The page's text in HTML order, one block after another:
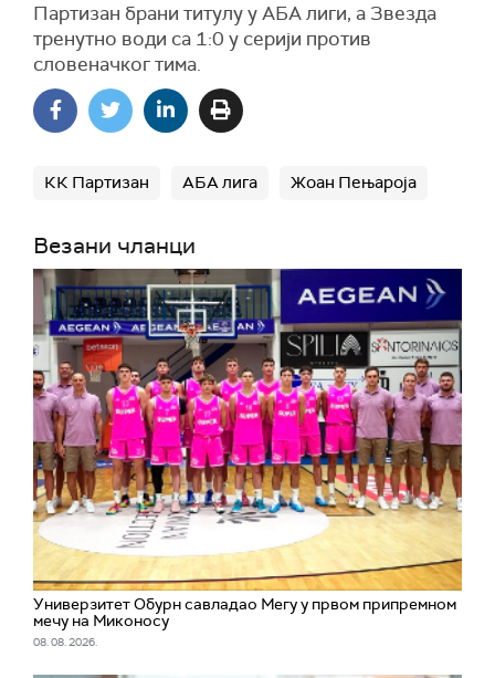
Партизан брани титулу у АБА лиги, а Звезда
тренутно води са 1:0 у серији против
словеначког тима.
КК Партизан АБА лига Жоан Пењароја
Везани чланци
Универзитет Обурн савладао Мегу у првом припремном
мечу на Миконосу
08. 08. 2026.